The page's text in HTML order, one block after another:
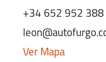
+34 652 952 388
Ver Mapa